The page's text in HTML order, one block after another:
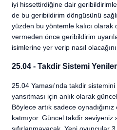
iyi hissettirdiğine dair
de bu geribildirim döngüsünü
yüzden bu yöntemle kalıcı
vermeden önce geribildirim
isimlerine yer verip nasıl
25.04 - Takdir Sistemi
25.04 Yaması'nda takdir sistemini
yansıtması için anlık olarak
Böylece artık sadece oynadığınız
katmıyor. Güncel takdir seviyeniz